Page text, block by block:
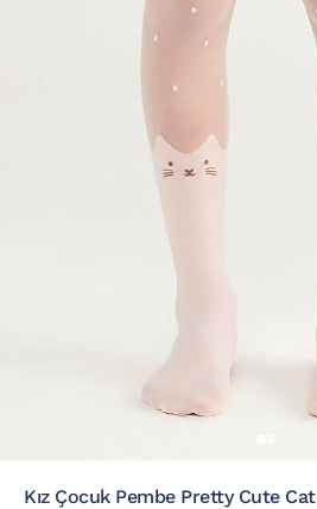
Kız Çocuk Pembe Pretty Cute Cat